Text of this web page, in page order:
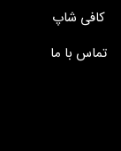
کافی شاپ
تماس با ما